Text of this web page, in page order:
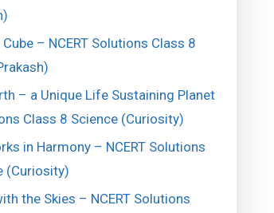
– NCERT Solutions Class 8
– a Unique Life Sustaining Planet
Class 8 Science (Curiosity)
in Harmony – NCERT Solutions
(Curiosity)
the Skies – NCERT Solutions